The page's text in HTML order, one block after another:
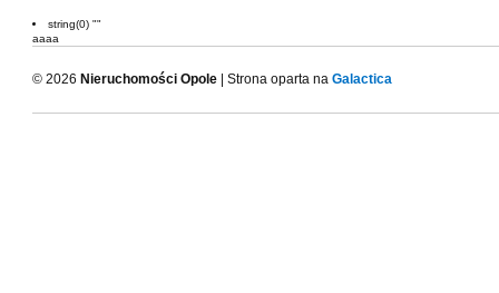
string(0) ""
aaaa
© 2026 Nieruchomości Opole | Strona oparta na Galactica